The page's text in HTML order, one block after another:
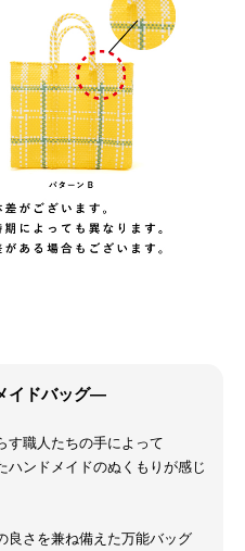
イドバッグ―
す職人たちの手によって
ハンドメイドのぬくもりが感じ
良さを兼ね備えた万能バッグ